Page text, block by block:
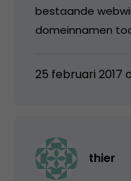
bestaande
domeinnamen
25 februari 2017
thier